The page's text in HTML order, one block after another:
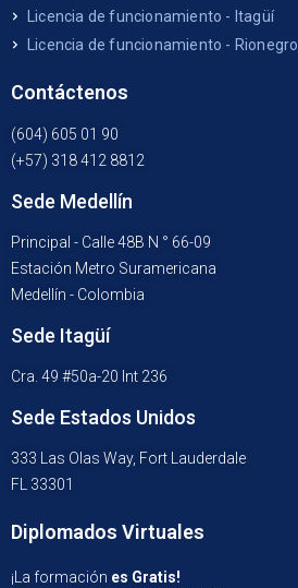
Licencia de funcionamiento - Itagüí
Licencia de funcionamiento - Rionegro
Contáctenos
(604) 605 01 90
(+57) 318 412 8812
Sede Medellín
Principal - Calle 48B N ° 66-09
Estación Metro Suramericana
Medellín - Colombia
Sede Itagüí
Cra. 49 #50a-20 Int 236
Sede Estados Unidos
333 Las Olas Way, Fort Lauderdale
FL 33301
Diplomados Virtuales
¡La formación es Gratis!